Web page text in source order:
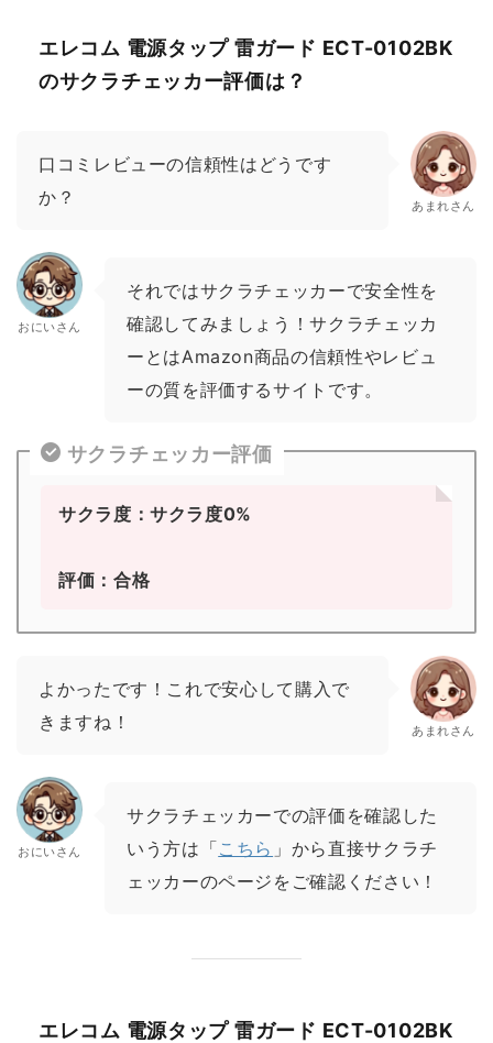
エレコム 電源タップ 雷ガード ECT-0102BK
のサクラチェッカー評価は？
口コミレビューの信頼性はどうです
か？
あまれさん
おにいさん
それではサクラチェッカーで安全性を
確認してみましょう！サクラチェッカ
ーとはAmazon商品の信頼性やレビュ
ーの質を評価するサイトです。
サクラチェッカー評価
サクラ度：サクラ度0%
評価：合格
よかったです！これで安心して購入で
きますね！
あまれさん
おにいさん
サクラチェッカーでの評価を確認した
いう方は「こちら 」から直接サクラチ
ェッカーのページをご確認ください！
エレコム 電源タップ 雷ガード ECT-0102BK